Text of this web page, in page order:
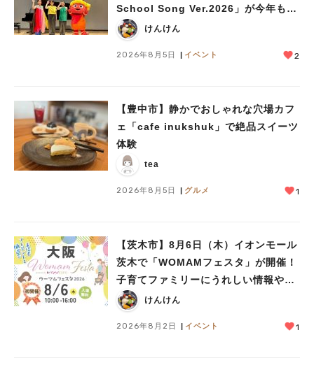
School Song Ver.2026」が今年も開
催！テーマは「学校」♪
けんけん
2026年8月5日 イベント 2
【豊中市】静かでおしゃれな穴場カフ
ェ「cafe inukshuk」で絶品スイーツ
体験
tea
2026年8月5日 グルメ 1
【茨木市】8月6日（木）イオンモール
茨木で「WOMAMフェスタ」が開催！
子育てファミリーにうれしい情報やプ
レゼントがいっぱい♪
けんけん
2026年8月2日 イベント 1